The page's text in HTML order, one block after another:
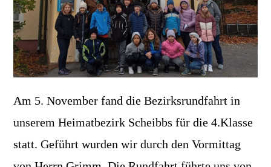
Am 5. November fand die Bezirksrundfahrt in
unserem Heimatbezirk Scheibbs für die 4.Klasse
statt. Geführt wurden wir durch den Vormittag